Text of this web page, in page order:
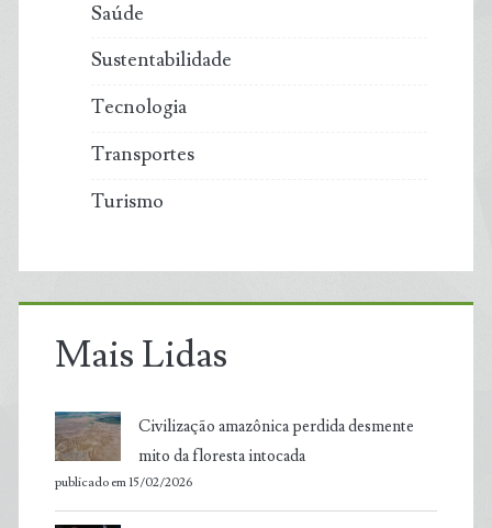
Saúde
Sustentabilidade
Tecnologia
Transportes
Turismo
Mais Lidas
Civilização amazônica perdida desmente
mito da floresta intocada
publicado em 15/02/2026